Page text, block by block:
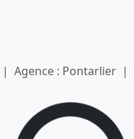
Agence : Pontarlier